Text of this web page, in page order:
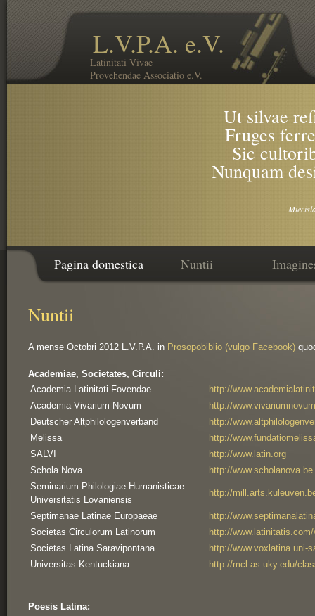
L.V.P.A. e.V.
Latinitati Vivae
Provehendae Associatio e.V.
Ut silvae
Fruges
Sic
Nunquam
Pagina domestica Nuntii
Nuntii
A mense Octobri 2012 L.V.P.A. in Prosopobiblio (vulgo Facebook)
Academiae, Societates, Circuli:
Academia Latinitati Fovendae
http://
Academia Vivarium Novum
http://
Deutscher Altphilologenverband
http://
Melissa
http://
SALVI
http://www.latin.org
Schola Nova
http://www.scholanova.be
Seminarium Philologiae Humanisticae
Universitatis Lovaniensis
http://
Septimanae Latinae Europaeae
http://
Societas Circulorum Latinorum
http://
Societas Latina Saravipontana
http://www.voxlatina.uni-
Universitas Kentuckiana
http://mcl.as.uky.edu/
Poesis Latina: